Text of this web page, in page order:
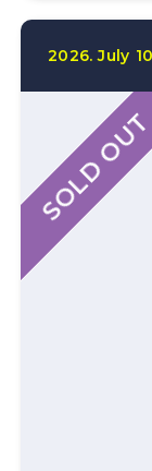
2026. July
SOLD